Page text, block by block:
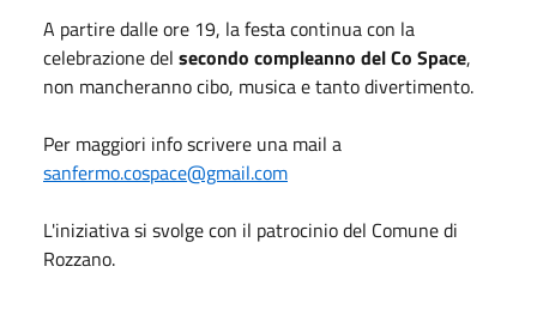
A partire dalle ore 19, la festa continua con la
celebrazione del secondo compleanno del Co Space,
non mancheranno cibo, musica e tanto divertimento.
Per maggiori info scrivere una mail a
sanfermo.cospace@gmail.com
L'iniziativa si svolge con il patrocinio del Comune di
Rozzano.